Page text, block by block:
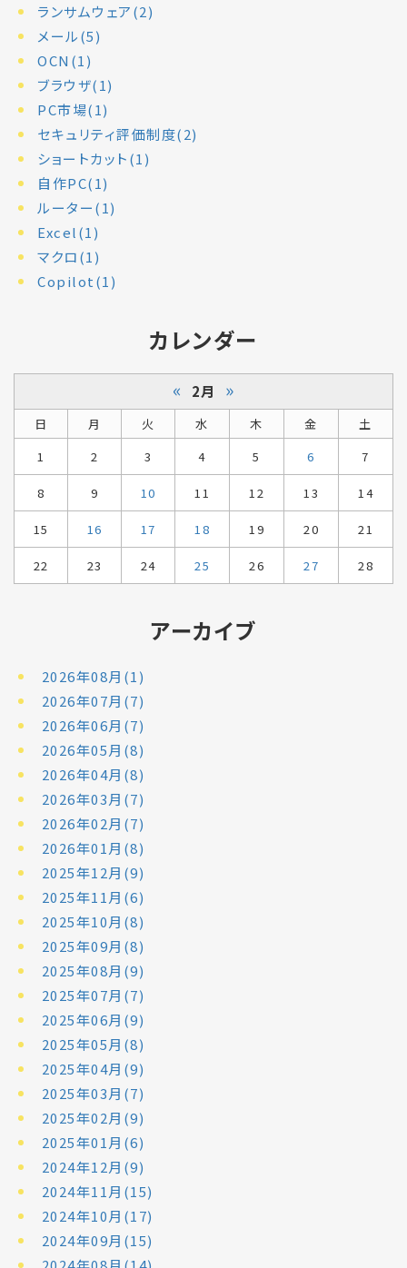
ランサムウェア(2)
メール(5)
OCN(1)
ブラウザ(1)
PC市場(1)
セキュリティ評価制度(2)
ショートカット(1)
自作PC(1)
ルーター(1)
Excel(1)
マクロ(1)
Copilot(1)
カレンダー
« 2月 »
日 月 火 水 木 金
土
1
2 3 4 5 6 7
8 9 10 11 12 13 14
15 16 17 18 19 20 21
22 23 24 25 26 27 28
アーカイブ
2026年08月(1)
2026年07月(7)
2026年06月(7)
2026年05月(8)
2026年04月(8)
2026年03月(7)
2026年02月(7)
2026年01月(8)
2025年12月(9)
2025年11月(6)
2025年10月(8)
2025年09月(8)
2025年08月(9)
2025年07月(7)
2025年06月(9)
2025年05月(8)
2025年04月(9)
2025年03月(7)
2025年02月(9)
2025年01月(6)
2024年12月(9)
2024年11月(15)
2024年10月(17)
2024年09月(15)